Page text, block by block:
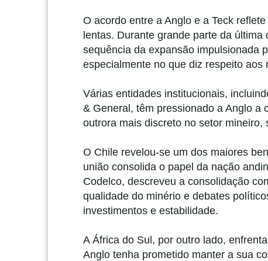
O acordo entre a Anglo e a Teck
lentas. Durante grande parte da
sequência da expansão impulsionada
especialmente no que diz respeito
Várias entidades institucionais,
& General, têm pressionado a Anglo a
outrora mais discreto no setor
O Chile revelou-se um dos maiores
união consolida o papel da nação
Codelco, descreveu a consolidação
qualidade do minério e debates
investimentos e estabilidade.
A África do Sul, por outro lado,
Anglo tenha prometido manter a sua